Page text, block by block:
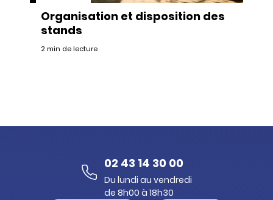
Organisation et disposition des
stands
2 min de lecture
02 43 14 30 00
Du lundi au vendredi
de 8h00 à 18h30